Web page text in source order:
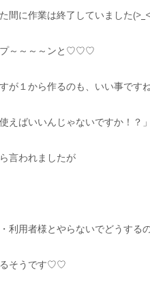
間に作業は終了していました
プ～～～～ンと♡♡♡
が１から作るのも、いい事です
えばいいんじゃないですか！？
言われましたが
利用者様とやらないでどうする
るそうです♡♡